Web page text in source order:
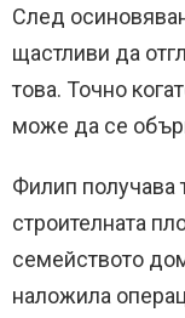
След
щастливи да
това. Точно
може да се
Филип получава
строителната
семейството
наложила